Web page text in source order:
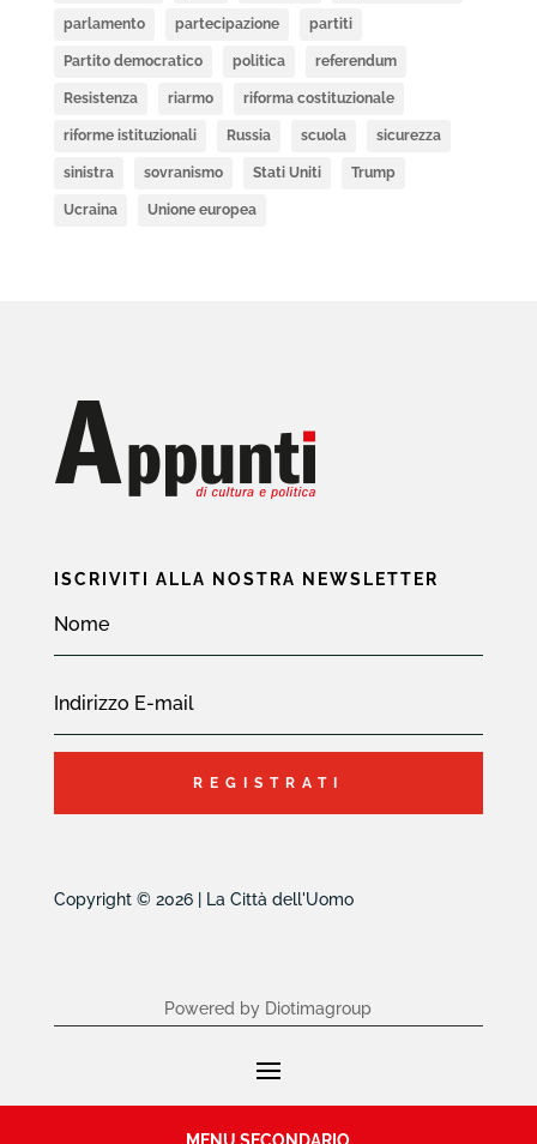
parlamento partecipazione partiti
Partito democratico politica referendum
Resistenza riarmo riforma costituzionale
riforme istituzionali Russia scuola sicurezza
sinistra sovranismo Stati Uniti Trump
Ucraina Unione europea
ISCRIVITI ALLA NOSTRA NEWSLETTER
REGISTRATI
Copyright © 2026 | La Città dell'Uomo
Powered by Diotimagroup
MENU SECONDARIO